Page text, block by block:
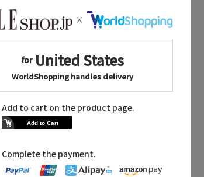
No.14